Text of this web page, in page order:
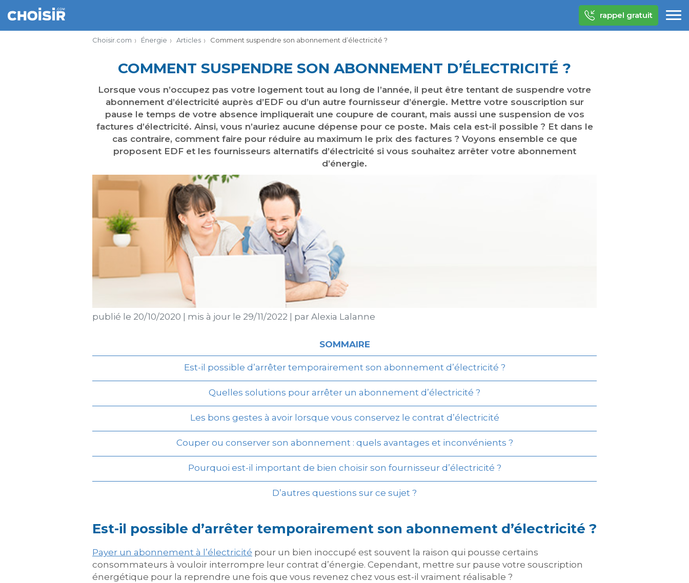
rappel gratuit
Choisir.com Énergie Articles Comment suspendre son abonnement d’électricité ?
COMMENT SUSPENDRE SON ABONNEMENT D’ÉLECTRICITÉ ?
Lorsque vous n’occupez pas votre logement tout au long de l’année, il peut être tentant de suspendre votre
abonnement d’électricité auprès d’EDF ou d’un autre fournisseur d’énergie. Mettre votre souscription sur
pause le temps de votre absence impliquerait une coupure de courant, mais aussi une suspension de vos
factures d’électricité. Ainsi, vous n’auriez aucune dépense pour ce poste. Mais cela est-il possible ? Et dans le
cas contraire, comment faire pour réduire au maximum le prix des factures ? Voyons ensemble ce que
proposent EDF et les fournisseurs alternatifs d’électricité si vous souhaitez arrêter votre abonnement
d’énergie.
publié le 20/10/2020 mis à jour le 29/11/2022 par Alexia Lalanne
SOMMAIRE
Est-il possible d’arrêter temporairement son abonnement d’électricité ?
Quelles solutions pour arrêter un abonnement d’électricité ?
Les bons gestes à avoir lorsque vous conservez le contrat d’électricité
Couper ou conserver son abonnement : quels avantages et inconvénients ?
Pourquoi est-il important de bien choisir son fournisseur d’électricité ?
D’autres questions sur ce sujet ?
Est-il possible d’arrêter temporairement son abonnement d’électricité ?
Payer un abonnement à l’électricité pour un bien inoccupé est souvent la raison qui pousse certains
consommateurs à vouloir interrompre leur contrat d’énergie. Cependant, mettre sur pause votre souscription
énergétique pour la reprendre une fois que vous revenez chez vous est-il vraiment réalisable ?